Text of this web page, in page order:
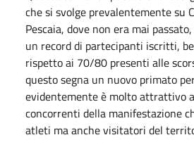
che si svolge prevalentemente su
Pescaia, dove non era mai
un record di partecipanti iscritti,
rispetto ai 70/80 presenti alle
questo segna un nuovo primato
evidentemente è molto attrattivo
concorrenti della manifestazione
atleti ma anche visitatori del